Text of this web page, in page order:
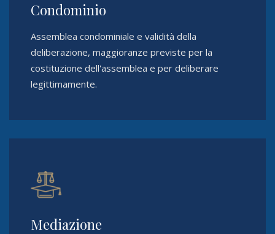
Condominio
Assemblea condominiale e validità della
deliberazione, maggioranze previste per la
costituzione dell'assemblea e per deliberare
legittimamente.
Mediazione